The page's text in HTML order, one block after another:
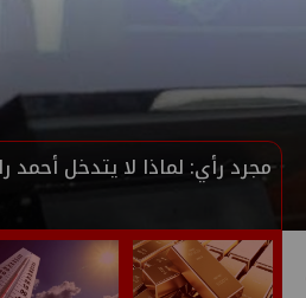
إيني تعين مديراً جديد لها في